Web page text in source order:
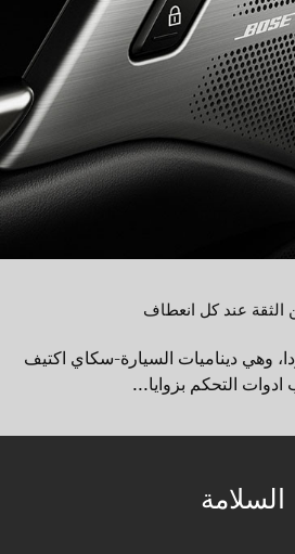
الثقة عند كل انعطاف
وهي ديناميات السيارة-سكاي اكتيف
ادوات التحكم بزوايا...
السلامة